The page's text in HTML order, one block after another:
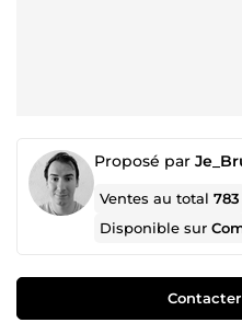
Proposé par
Ventes au total783
Disponible sur